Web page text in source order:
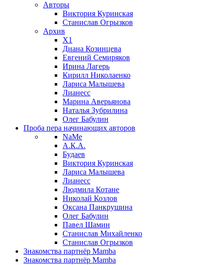
Авторы
Виктория Куринская
Станислав Огрызков
Архив
X1
Диана Козинцева
Евгений Семиряков
Ирина Лагерь
Кирилл Николаенко
Лариса Малышева
Лианесс
Марина Аверьянова
Наталья Зубрилина
Олег Бабулин
Проба пера начинающих авторов
NaMe
А.К.А.
Будаев
Виктория Куринская
Лариса Малышева
Лианесс
Людмила Котане
Николай Козлов
Оксана Панкрушина
Олег Бабулин
Павел Шамин
Станислав Михайленко
Станислав Огрызков
Знакомства партнёр Mamba
Знакомства партнёр Mamba